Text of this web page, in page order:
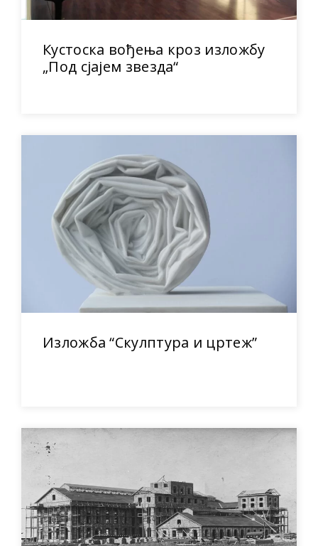
Кустоска вођења кроз изложбу
„Под сјајем звезда“
Изложба “Скулптура и цртеж”